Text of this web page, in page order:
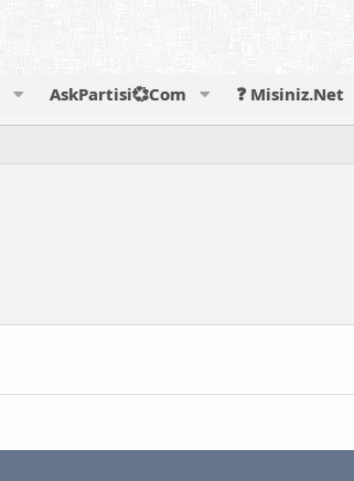
AskPartisi💞Com ❓ Misiniz.Net